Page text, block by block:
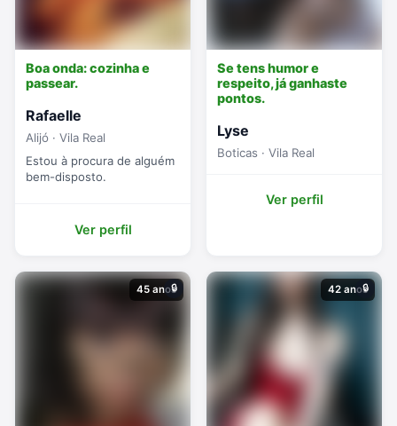
Boa onda: cozinha e
passear.
Rafaelle
Alijó · Vila Real
Estou à procura de alguém
bem-disposto.
Ver perfil
Se tens humor e
respeito, já ganhaste
pontos.
Lyse
Boticas · Vila Real
Ver perfil
45 anos
🔒 42 anos
🔒